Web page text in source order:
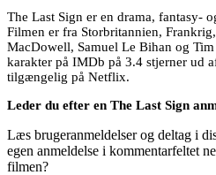
The Last Sign er en drama, fantasy-
Filmen er fra Storbritannien,
MacDowell, Samuel Le Bihan og
karakter på IMDb på 3.4 stjerner ud
tilgængelig på Netflix.
Leder du efter en The Last Sign
Læs brugeranmeldelser og deltag i
egen anmeldelse i kommentarfeltet
filmen?